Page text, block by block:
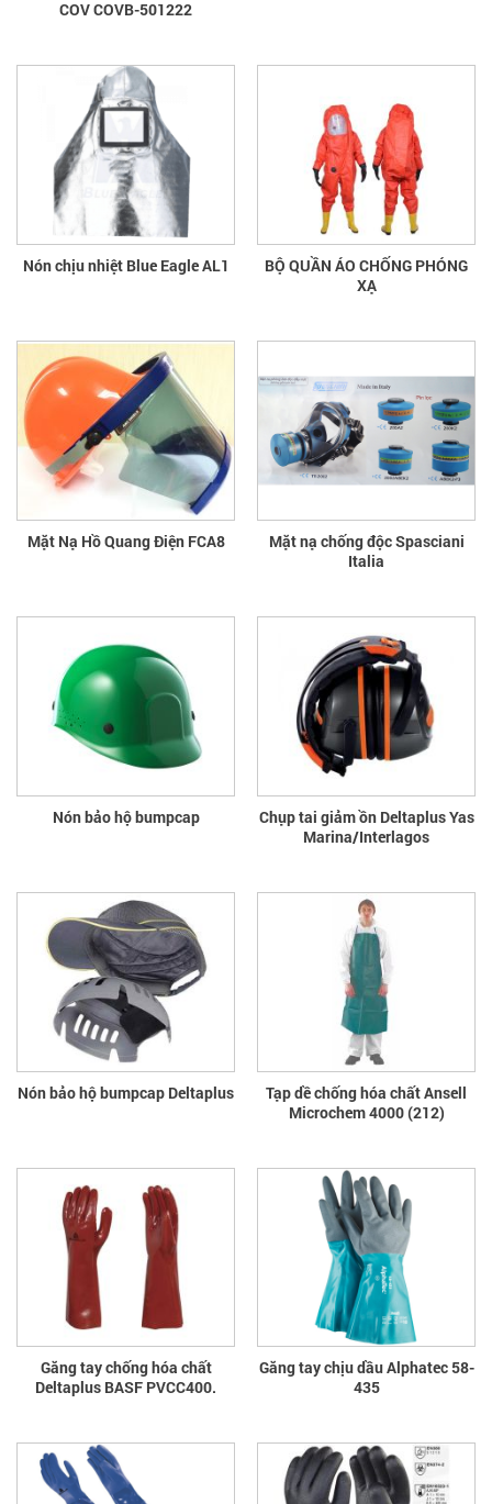
COV COVB-501222
Nón chịu nhiệt Blue Eagle AL1
BỘ QUẦN ÁO CHỐNG PHÓNG
XẠ
Mặt Nạ Hồ Quang Điện FCA8
Mặt nạ chống độc Spasciani
Italia
Nón bảo hộ bumpcap
Chụp tai giảm ồn Deltaplus Yas
Marina/Interlagos
Nón bảo hộ bumpcap Deltaplus
Tạp dề chống hóa chất Ansell
Microchem 4000 (212)
Găng tay chống hóa chất
Deltaplus BASF PVCC400.
Găng tay chịu dầu Alphatec 58-
435